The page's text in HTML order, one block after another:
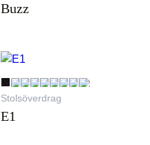
Buzz
Stolsöverdrag
E1